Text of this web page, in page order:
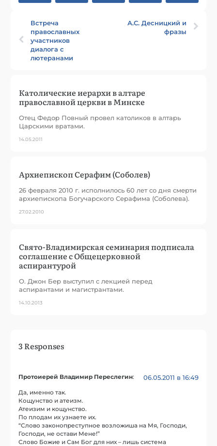
Встреча
православных
участников
диалога с
лютеранами
А.С. Десницкий и
фразы
Католические иерархи в алтаре
православной церкви в Минске
Отец Федор Повный провел католиков в алтарь
Царскими вратами.
14.05.2011
Архиепископ Серафим (Соболев)
26 февраля 2010 г. исполнилось 60 лет со дня смерти
архиепископа Богучарского Серафима (Соболева).
27.02.2010
Свято-Владимирская семинария подписала
соглашение с Общецерковной
аспирантурой
О. Джон Бер выступил с лекцией перед
аспирантами и магистрантами.
14.10.2013
3 Responses
Протоиерей Владимир Переслегин: 06.05.2011 в 16:49
Да, именно так.
Кощунство и атеизм.
Атеизим и кощунство.
По плодам их узнаете их.
“Слово законопреступное возложиша на Мя, Господи,
Господи, не остави Мене!”
Слово Божие и Сам Бог для них – лишь система